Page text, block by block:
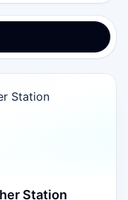
Station